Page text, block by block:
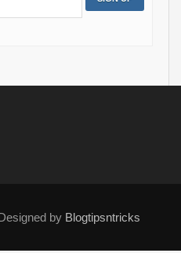
by Blogtipsntricks